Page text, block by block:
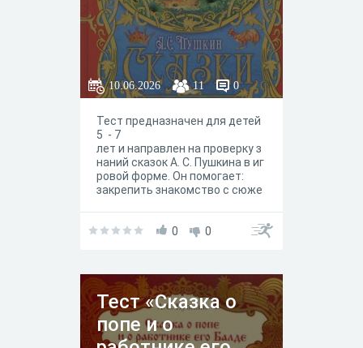
10.06.2026 11 0
Тест предназначен для детей
5 - 7
лет и направлен на проверку з
наний сказок А. С. Пушкина в иг
ровой форме. Он помогает:
закрепить знакомство с сюже
развить память, внимание и ре
ию и русской литературе;
сформировать навыки работы
с тестовыми заданиями;
воспитать любовь к творчест
ву великого русского поэта.
0 0
Тест «Сказка о
попе и о